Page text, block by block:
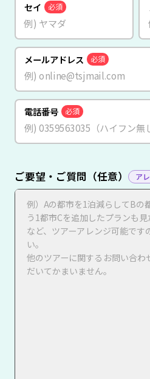
セイ 必須
メールアドレス 必須
電話番号 必須
ご要望・ご質問（任意） ア